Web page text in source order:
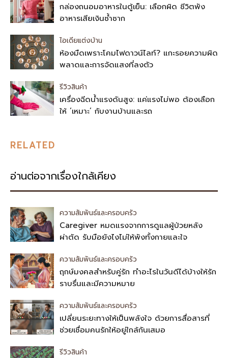
กล่องถนอมอาหารในตู้เย็น: เลือกผิด ชีวิตพัง
อาหารเสียเงินซ้ำซาก
ไอเดียแต่งบ้าน
ห้องมืดเพราะโคมไฟดาวน์ไลท์? แกะรอยความผิด
พลาดและการจัดแสงที่ลงตัว
รีวิวสินค้า
เครื่องฉีดน้ำแรงดันสูง: แค่แรงไม่พอ ต้องเลือก
ให้ ‘เหมาะ’ กับงานบ้านและรถ
RELATED
อ่านต่อจากเรื่องใกล้เคียง
ความสัมพันธ์และครอบครัว
Caregiver หมดแรงจากการดูแลผู้ป่วยหลัง
ผ่าตัด รับมือยังไงไม่ให้พังทั้งกายและใจ
ความสัมพันธ์และครอบครัว
ฤกษ์มงคลสำหรับคู่รัก ทำอะไรในวันดีได้บ้างให้รัก
ราบรื่นและมีความหมาย
ความสัมพันธ์และครอบครัว
เปลี่ยนระยะทางให้เป็นพลังใจ ด้วยการสื่อสารที่
ช่วยเชื่อมคนรักให้อยู่ใกล้กันเสมอ
รีวิวสินค้า